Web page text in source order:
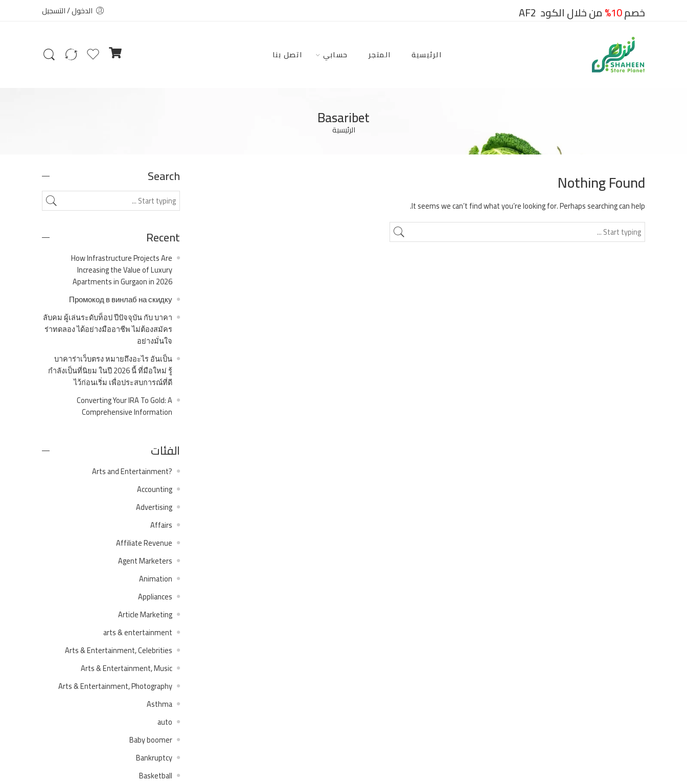
خصم10% من خلال الكود AF2 الدخول / التسجيل
الرئيسية المتجر حسابي اتصل بنا
Basaribet
الرئيسية
Nothing Found
It seems we can’t find what you’re looking for. Perhaps searching can help.
Search
Recent
How Infrastructure Projects Are
Increasing the Value of Luxury
Apartments in Gurgaon in 2026
Промокод в винлаб на скидку
ลับคม ผู้เล่นระดับท็อป ปีปัจจุบัน กับ บาคา
ร่าทดลอง ได้อย่างมืออาชีพ ไม่ต้องสมัคร
อย่างมั่นใจ
บาคาร่าเว็บตรง หมายถึงอะไร อันเป็น
กำลังเป็นที่นิยม ในปี 2026 นี้ ที่มือใหม่ รู้
ไว้ก่อนเริ่ม เพื่อประสบการณ์ที่ดี
Converting Your IRA To Gold: A
Comprehensive Information
الفئات
?Arts and Entertainment
Accounting
Advertising
Affairs
Affiliate Revenue
Agent Marketers
Animation
Appliances
Article Marketing
arts & entertainment
Arts & Entertainment, Celebrities
Arts & Entertainment, Music
Arts & Entertainment, Photography
Asthma
auto
Baby boomer
Bankruptcy
Basketball